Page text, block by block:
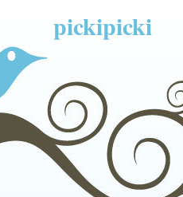
pickipicki